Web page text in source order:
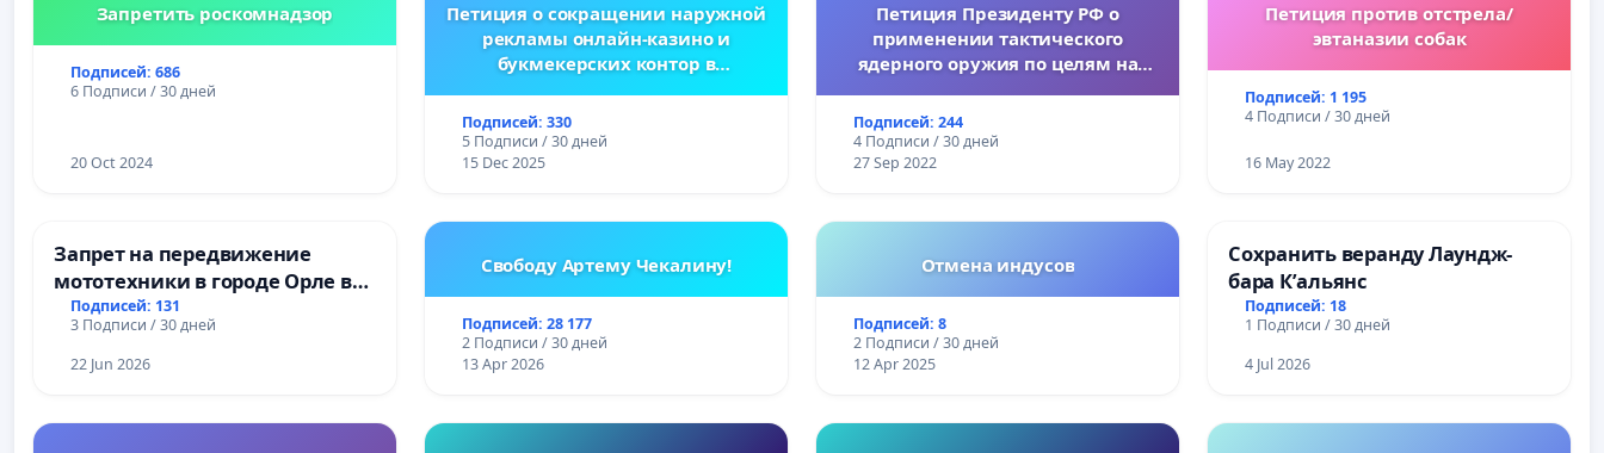
Запретить роскомнадзор
Подписей: 686
6 Подписи / 30 дней
20 Oct 2024
Петиция о сокращении наружной
рекламы онлайн-казино и
букмекерских контор в
Подписей: 330
5 Подписи / 30 дней
15 Dec 2025
Петиция Президенту РФ о
применении тактического
ядерного оружия по целям на
Подписей: 244
4 Подписи / 30 дней
27 Sep 2022
Петиция против отстрела/
эвтаназии собак
Подписей: 1 195
4 Подписи / 30 дней
16 May 2022
Запрет на передвижение
мототехники в городе Орле в
ночное время (с 22:00 до 05:00)
Подписей: 131
3 Подписи / 30 дней
22 Jun 2026
Свободу Артему Чекалину!
Подписей: 28 177
2 Подписи / 30 дней
13 Apr 2026
Отмена индусов
Подписей: 8
2 Подписи / 30 дней
12 Apr 2025
Сохранить веранду Лаундж-
бара К’альянс
Подписей: 18
1 Подписи / 30 дней
4 Jul 2026